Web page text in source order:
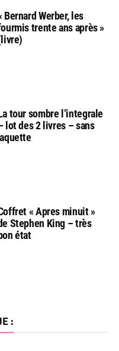
Bernard Werber, les
trente ans après »
tour sombre l’integrale
lot des 2 livres – sans
« Apres minuit »
Stephen King – très
état
: